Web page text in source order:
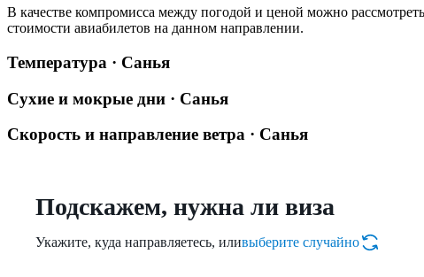
В качестве компромисса между погодой и ценой можно
стоимости авиабилетов на данном направлении.
Температура · Санья
Сухие и мокрые дни · Санья
Скорость и направление ветра · Санья
Подскажем, нужна ли виза
Укажите, куда направляетесь, иливыберите случайно